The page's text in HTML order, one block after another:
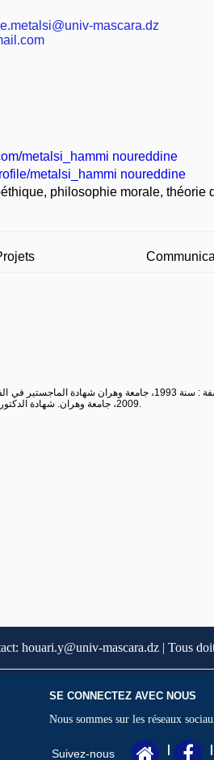
mascara.dz
metalsi_hammi noureddine
metalsi_hammi noureddine
philosophie morale, théorie
شهادة الليسانس في الفلسفة : سنة 1993، جامعة
2009، جامعة وهران. شهادة الدكتوراه في الفلسفة: نظرية العدالة المعاصرة وأخلاقيات الطب والبيولوجيا، سنة 2018، جامعة وهران.
houari.y@univ-mascara.dz | Tous
SE CONNECTEZ AVEC NOUS
Nous sommes sur les réseaux
Suivez-nous | |